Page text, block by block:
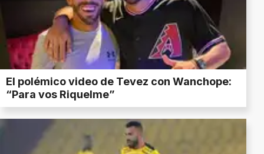
El polémico video de Tevez con Wanchope:
“Para vos Riquelme”